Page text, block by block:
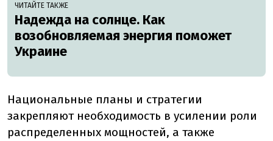
ЧИТАЙТЕ ТАКЖЕ
Надежда на солнце. Как
возобновляемая энергия поможет
Украине
Национальные планы и стратегии
закрепляют необходимость в усилении роли
распределенных мощностей, а также